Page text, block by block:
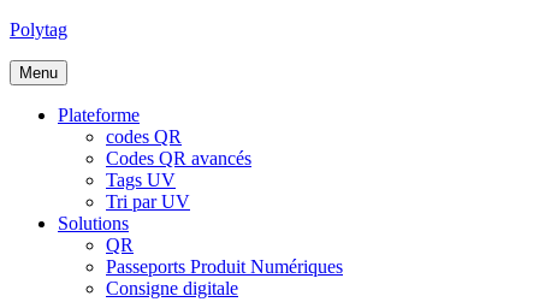
Aller
contenu
Polytag
Menu
Plateforme
codes QR
Codes QR avancés
Tags UV
Tri par UV
Solutions
QR
Passeports Produit Numériques
Consigne digitale